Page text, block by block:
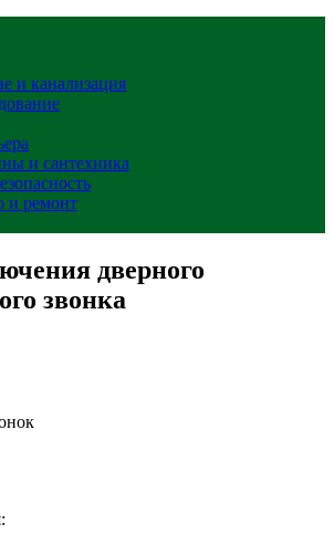
и канализация
и сантехника
и ремонт
дверного
звонка